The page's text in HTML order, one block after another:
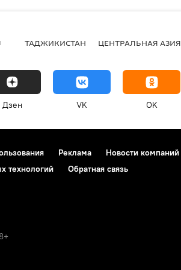
ТАДЖИКИСТАН ЦЕНТРАЛЬНАЯ АЗИЯ
Дзен VK OK
Реклама Новости компаний
технологий
Обратная связь